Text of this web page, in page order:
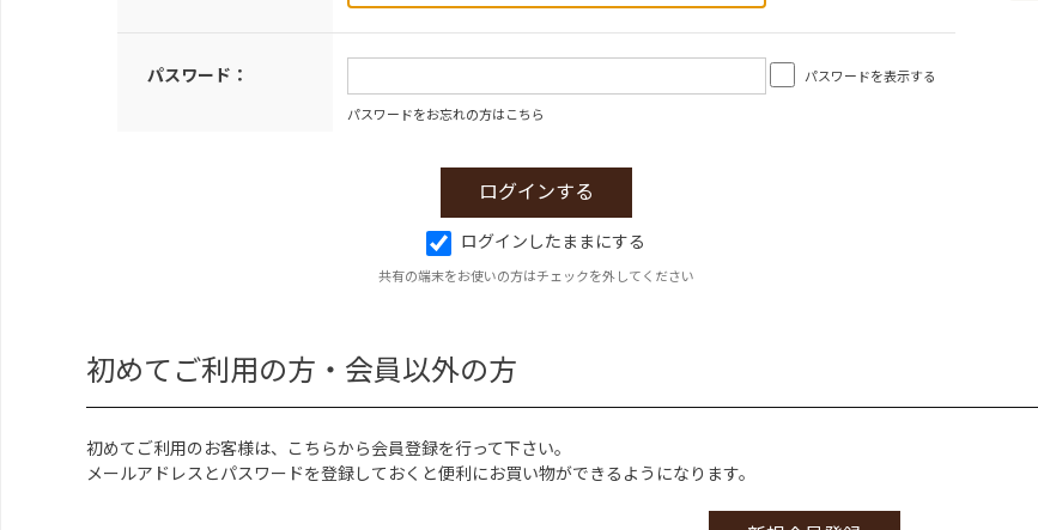
パスワード： パスワードを表示する
パスワードをお忘れの方はこちら
ログインしたままにする
共有の端末をお使いの方はチェックを外してください
初めてご利用の方・会員以外の方
初めてご利用のお客様は、こちらから会員登録を行って下さい。
メールアドレスとパスワードを登録しておくと便利にお買い物ができるようになります。